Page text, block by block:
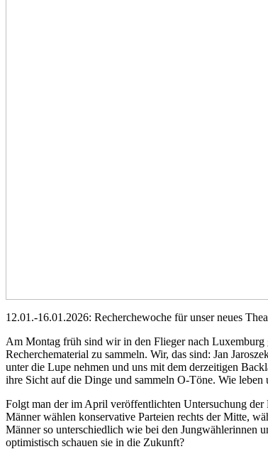
12.01.-16.01.2026: Recherchewoche für unser neues
Am Montag früh sind wir in den Flieger nach
Recherchematerial zu sammeln. Wir, das sind: Jan
unter die Lupe nehmen und uns mit dem derzeitigen
ihre Sicht auf die Dinge und sammeln O-Töne. Wie leben
Folgt man der im April veröffentlichten Untersuchung
Männer wählen konservative Parteien rechts der Mitte,
Männer so unterschiedlich wie bei den Jungwählerinnen
optimistisch schauen sie in die Zukunft?